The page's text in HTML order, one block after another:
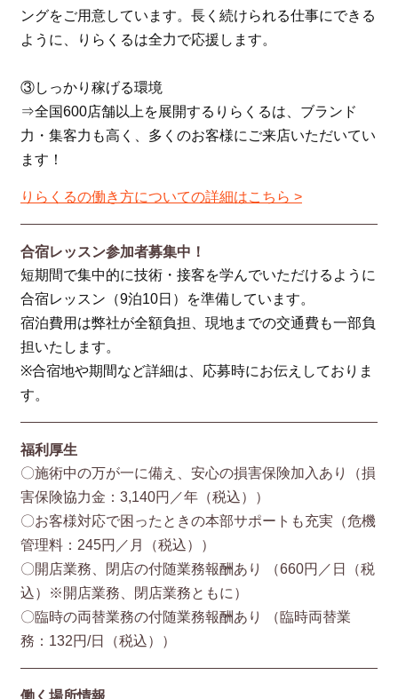
ングをご用意しています。長く続けられる仕事にできる
ように、りらくるは全力で応援します。
③しっかり稼げる環境
⇒全国600店舗以上を展開するりらくるは、ブランド
力・集客力も高く、多くのお客様にご来店いただいてい
ます！
りらくるの働き方についての詳細はこちら >
合宿レッスン参加者募集中！
短期間で集中的に技術・接客を学んでいただけるように
合宿レッスン（9泊10日）を準備しています。
宿泊費用は弊社が全額負担、現地までの交通費も一部負
担いたします。
※合宿地や期間など詳細は、応募時にお伝えしておりま
す。
福利厚生
〇施術中の万が一に備え、安心の損害保険加入あり（損
害保険協⼒⾦：3,140円／年（税込））
〇お客様対応で困ったときの本部サポートも充実（危機
管理料：245円／月（税込））
〇開店業務、閉店の付随業務報酬あり （660円／⽇（税
込）※開店業務、閉店業務ともに）
〇臨時の両替業務の付随業務報酬あり （臨時両替業
務：132円/⽇（税込））
働く場所情報